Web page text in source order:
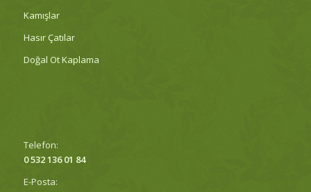
Kamışlar
Hasır Çatılar
Doğal Ot Kaplama
Telefon:
0 532 136 01 84
E-Posta: